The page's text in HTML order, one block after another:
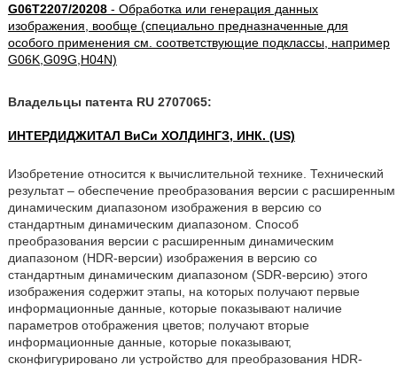
G06T2207/20208- Обработка или генерация данных
изображения, вообще (специально предназначенные для
особого применения см. соответствующие подклассы, например
G06K,G09G,H04N)
Владельцы патента RU 2707065:
ИНТЕРДИДЖИТАЛ ВиСи ХОЛДИНГЗ, ИНК. (US)
Изобретение относится к вычислительной технике. Технический
результат – обеспечение преобразования версии с расширенным
динамическим диапазоном изображения в версию со
стандартным динамическим диапазоном. Способ
преобразования версии с расширенным динамическим
диапазоном (HDR-версии) изображения в версию со
стандартным динамическим диапазоном (SDR-версию) этого
изображения содержит этапы, на которых получают первые
информационные данные, которые показывают наличие
параметров отображения цветов; получают вторые
информационные данные, которые показывают,
сконфигурировано ли устройство для преобразования HDR-